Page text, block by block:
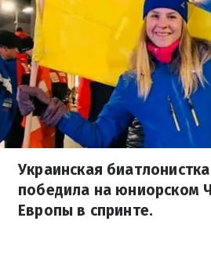
Украинская
победила на юниорском
Европы в спринте.